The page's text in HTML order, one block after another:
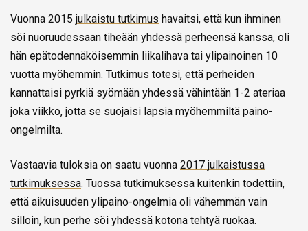
Vuonna 2015 julkaistu tutkimus havaitsi, että kun ihminen
söi nuoruudessaan tiheään yhdessä perheensä kanssa, oli
hän epätodennäköisemmin liikalihava tai ylipainoinen 10
vuotta myöhemmin. Tutkimus totesi, että perheiden
kannattaisi pyrkiä syömään yhdessä vähintään 1-2 ateriaa
joka viikko, jotta se suojaisi lapsia myöhemmiltä paino-
ongelmilta.
Vastaavia tuloksia on saatu vuonna 2017 julkaistussa
tutkimuksessa. Tuossa tutkimuksessa kuitenkin todettiin,
että aikuisuuden ylipaino-ongelmia oli vähemmän vain
silloin, kun perhe söi yhdessä kotona tehtyä ruokaa.